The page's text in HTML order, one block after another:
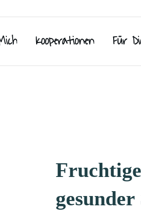
Kooperationen Für